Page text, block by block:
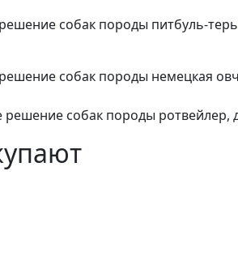
собак породы питбуль-
собак породы немецкая
собак породы ротвейлер,